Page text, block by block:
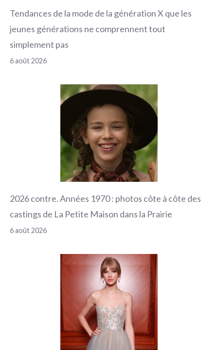
Tendances de la mode de la génération X que les
jeunes générations ne comprennent tout
simplement pas
6 août 2026
2026 contre. Années 1970 : photos côte à côte des
castings de La Petite Maison dans la Prairie
6 août 2026